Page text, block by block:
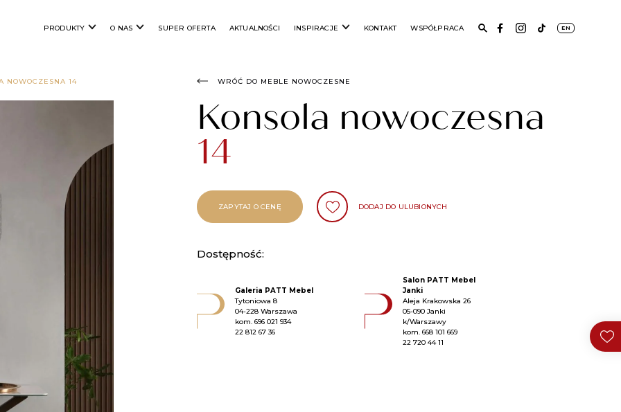
PRODUKTY O NAS SUPER OFERTA AKTUALNOŚCI INSPIRACJE KONTAKT WSPÓŁPRACA EN
NOWOCZESNA 14 WRÓĆ DO MEBLE NOWOCZESNE
Konsola nowoczesna
14
ZAPYTAJ O CENĘ DODAJ DO ULUBIONYCH
Dostępność:
Galeria PATT Mebel
Tytoniowa 8
04-228 Warszawa
kom. 696 021 934
22 812 67 36
Salon PATT Mebel
Janki
Aleja Krakowska 26
05-090 Janki
k/Warszawy
kom.668 101 669
22 720 44 11